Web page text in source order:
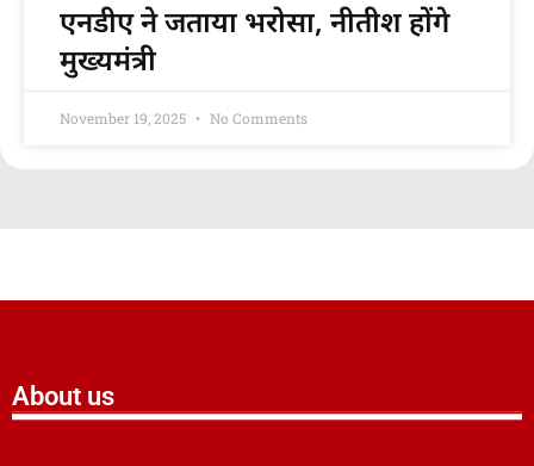
एनडीए ने जताया भरोसा, नीतीश होंगे
मुख्यमंत्री
November 19, 2025 No Comments
About us